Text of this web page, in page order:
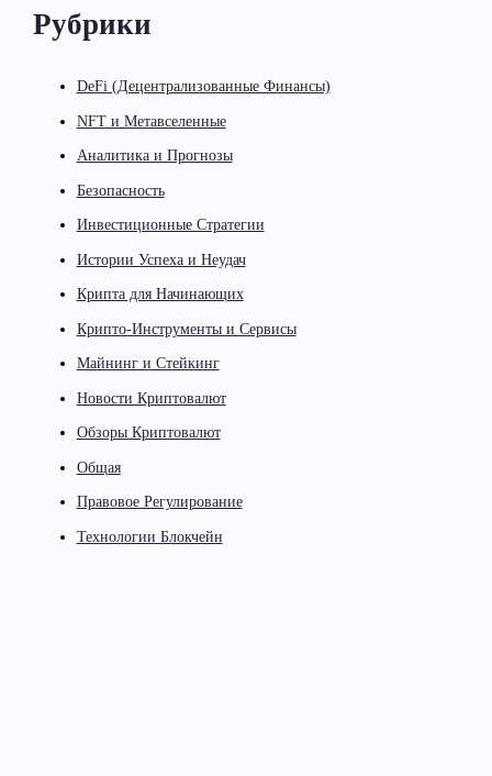
Рубрики
DeFi (Децентрализованные Финансы)
NFT и Метавселенные
Аналитика и Прогнозы
Безопасность
Инвестиционные Стратегии
Истории Успеха и Неудач
Крипта для Начинающих
Крипто-Инструменты и Сервисы
Майнинг и Стейкинг
Новости Криптовалют
Обзоры Криптовалют
Общая
Правовое Регулирование
Технологии Блокчейн